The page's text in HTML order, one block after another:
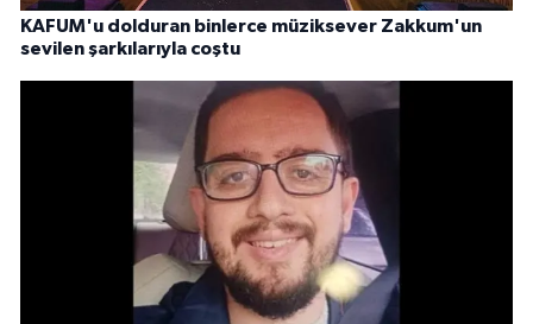
KAFUM'u dolduran binlerce müziksever Zakkum'un
sevilen şarkılarıyla coştu